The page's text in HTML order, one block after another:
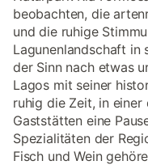
beobachten, die
und die ruhige
Lagunenlandschaft in
der Sinn nach etwas
Lagos mit seiner
ruhig die Zeit, in
Gaststätten eine
Spezialitäten der
Fisch und Wein